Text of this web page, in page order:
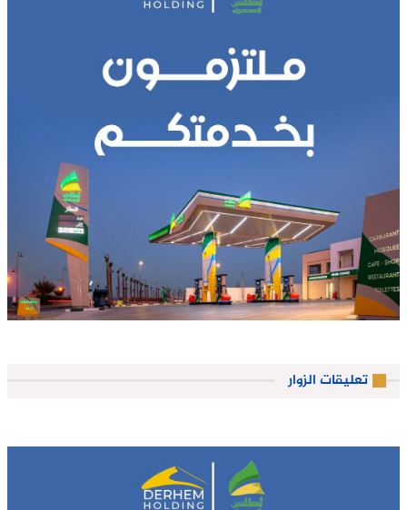
تعليقات الزوار